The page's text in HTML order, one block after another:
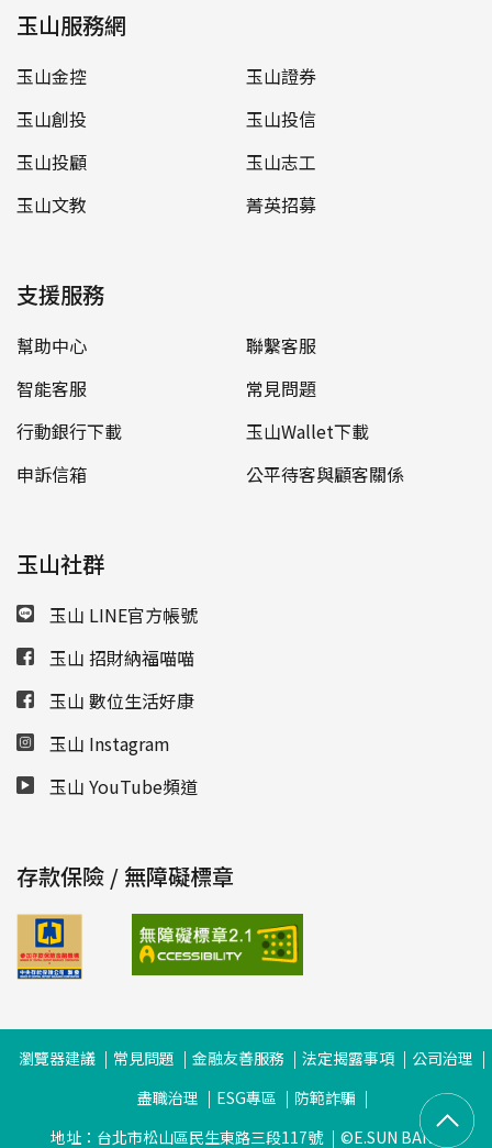
玉山服務網
玉山金控
玉山證券
玉山創投
玉山投信
玉山投顧
玉山志工
玉山文教
菁英招募
支援服務
幫助中心
聯繫客服
智能客服
常見問題
行動銀行下載
玉山Wallet下載
申訴信箱
公平待客與顧客關係
玉山社群
玉山 LINE官方帳號
玉山 招財納福喵喵
玉山 數位生活好康
玉山 Instagram
玉山 YouTube頻道
存款保險 / 無障礙標章
瀏覽器建議 常見問題 金融友善服務 法定揭露事項
公司治理
盡職治理
ESG專區
防範詐騙
地址：台北市松山區民生東路三段117號
©E.SUN BANK